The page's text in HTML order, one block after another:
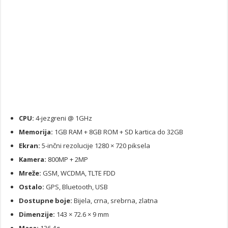
CPU: 4-jezgreni @ 1GHz
Memorija: 1GB RAM + 8GB ROM + SD kartica do 32GB
Ekran: 5-inčni rezolucije 1280 × 720 piksela
Kamera: 800MP + 2MP
Mreže: GSM, WCDMA, TLTE FDD
Ostalo: GPS, Bluetooth, USB
Dostupne boje: Bijela, crna, srebrna, zlatna
Dimenzije: 143 × 72.6 × 9 mm